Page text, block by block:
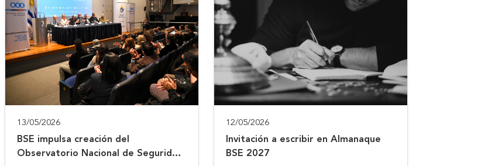
13/05/2026
BSE impulsa creación del
Observatorio Nacional de Seguridad
12/05/2026
Invitación a escribir en Almanaque
BSE 2027